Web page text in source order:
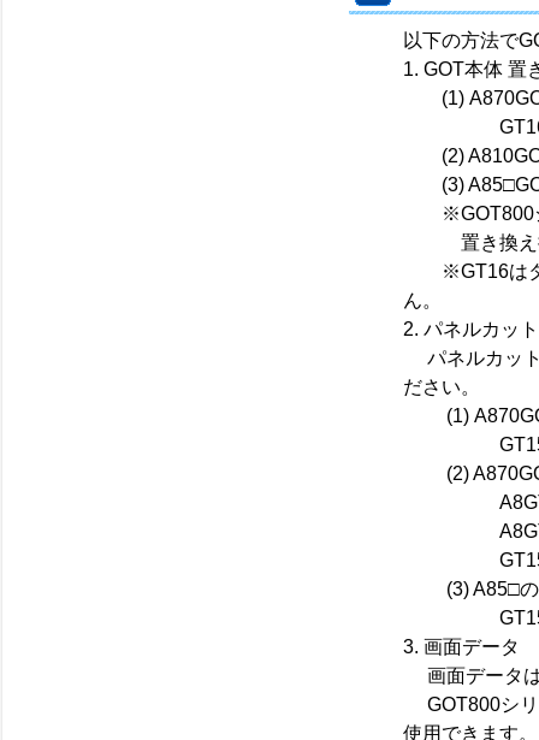
以下の方法で
1. GOT本体 置
(1)
GT1675M
(2)
(3)
※GOT800シ
置き換え推
※GT16はタ
ん。
2. パネルカッ
パネルカット
ださい。
(1)
GT15-
(2)
A8GT-
A8GT-
GT15-
(3) A85□の
GT15-
3. 画面データ
画面データは
GOT800シリ
使用できます。